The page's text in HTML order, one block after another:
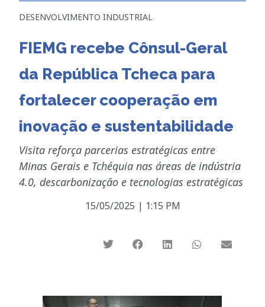
DESENVOLVIMENTO INDUSTRIAL
FIEMG recebe Cônsul-Geral
da República Tcheca para
fortalecer cooperação em
inovação e sustentabilidade
Visita reforça parcerias estratégicas entre
Minas Gerais e Tchéquia nas áreas de indústria
4.0, descarbonização e tecnologias estratégicas
15/05/2025 | 1:15 PM